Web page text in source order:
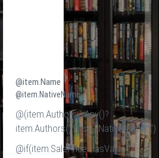
@item.Name
@item.NativeName
@(item.Authors().Any()?
item.Authors().First().NativeName:"")
@if(item.SalePrice.HasValue)